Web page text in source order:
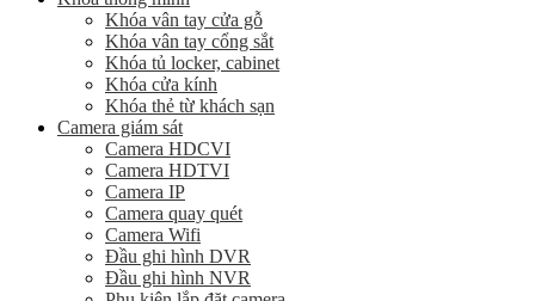
Khóa vân tay cửa gỗ
Khóa vân tay cổng sắt
Khóa tủ locker, cabinet
Khóa cửa kính
Khóa thẻ từ khách sạn
Camera giám sát
Camera HDCVI
Camera HDTVI
Camera IP
Camera quay quét
Camera Wifi
Đầu ghi hình DVR
Đầu ghi hình NVR